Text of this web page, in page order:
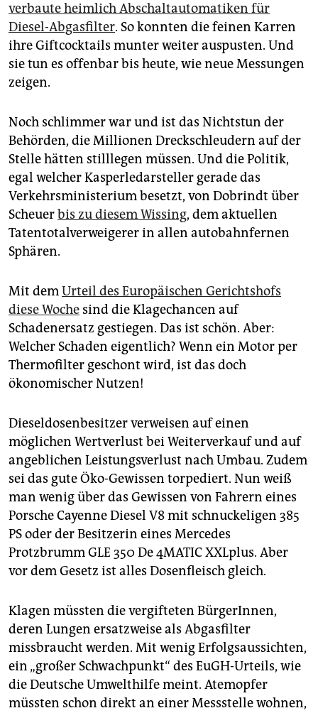
verbaute heimlich Abschaltautomatiken für
Diesel-Abgasfilter. So konnten die feinen Karren
ihre Giftcocktails munter weiter auspusten. Und
sie tun es offenbar bis heute, wie neue Messungen
zeigen.
Noch schlimmer war und ist das Nichtstun der
Behörden, die Millionen Dreckschleudern auf der
Stelle hätten stilllegen müssen. Und die Politik,
egal welcher Kasperledarsteller gerade das
Verkehrsministerium besetzt, von Dobrindt über
Scheuerbis zu diesem Wissing, dem aktuellen
Tatentotalverweigerer in allen autobahnfernen
Sphären.
Mit demUrteil des Europäischen Gerichtshofs
diese Woche sind die Klagechancen auf
Schadenersatz gestiegen. Das ist schön. Aber:
Welcher Schaden eigentlich? Wenn ein Motor per
Thermofilter geschont wird, ist das doch
ökonomischer Nutzen!
Dieseldosenbesitzer verweisen auf einen
möglichen Wertverlust bei Weiterverkauf und auf
angeblichen Leistungsverlust nach Umbau. Zudem
sei das gute Öko-Gewissen torpediert. Nun weiß
man wenig über das Gewissen von Fahrern eines
Porsche Cayenne Diesel V8 mit schnuckeligen 385
PS oder der Besitzerin eines Mercedes
Protzbrumm GLE 350 De 4MATIC XXLplus. Aber
vor dem Gesetz ist alles Dosenfleisch gleich.
Klagen müssten die vergifteten BürgerInnen,
deren Lungen ersatzweise als Abgasfilter
missbraucht werden. Mit wenig Erfolgsaussichten,
ein „großer Schwachpunkt“ des EuGH-Urteils, wie
die Deutsche Umwelthilfe meint. Atemopfer
müssten schon direkt an einer Messstelle wohnen,